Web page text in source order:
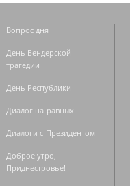
Вопрос дня
День Бендерской
трагедии
День Республики
Диалог на равных
Диалоги с Президентом
Доброе утро,
Приднестровье!